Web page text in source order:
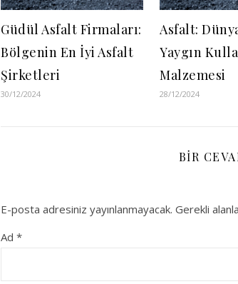
Güdül Asfalt Firmaları:
Bölgenin En İyi Asfalt
Şirketleri
30/12/2024
Asfalt:
Yaygın
Malzemesi
28/12/2024
BIR
E-posta adresiniz yayınlanmayacak. Gerekli
Ad *